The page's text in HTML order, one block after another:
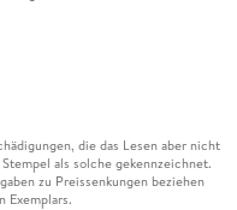
die das Lesen aber nicht
als solche gekennzeichnet.
zu Preissenkungen beziehen
Exemplars.